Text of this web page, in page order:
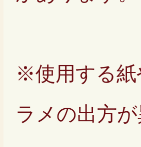
※使用する紙
ラメの出方